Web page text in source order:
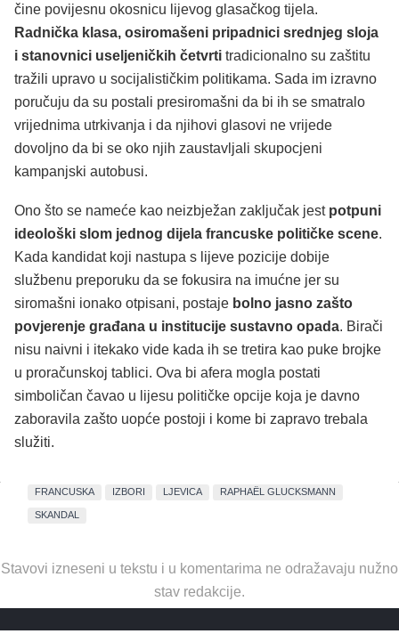
čine povijesnu okosnicu lijevog glasačkog tijela.
Radnička klasa, osiromašeni pripadnici srednjeg sloja
i stanovnici useljeničkih četvrti tradicionalno su zaštitu
tražili upravo u socijalističkim politikama. Sada im izravno
poručuju da su postali presiromašni da bi ih se smatralo
vrijednima utrkivanja i da njihovi glasovi ne vrijede
dovoljno da bi se oko njih zaustavljali skupocjeni
kampanjski autobusi.
Ono što se nameće kao neizbježan zaključak jest potpuni
ideološki slom jednog dijela francuske političke scene.
Kada kandidat koji nastupa s lijeve pozicije dobije
službenu preporuku da se fokusira na imućne jer su
siromašni ionako otpisani, postaje bolno jasno zašto
povjerenje građana u institucije sustavno opada. Birači
nisu naivni i itekako vide kada ih se tretira kao puke brojke
u proračunskoj tablici. Ova bi afera mogla postati
simboličan čavao u lijesu političke opcije koja je davno
zaboravila zašto uopće postoji i kome bi zapravo trebala
služiti.
FRANCUSKA IZBORI LJEVICA RAPHAËL GLUCKSMANN
SKANDAL
Stavovi izneseni u tekstu i u komentarima ne odražavaju nužno
stav redakcije.